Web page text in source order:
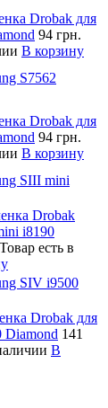
Drobak для
94 грн.
В корзину
S7562
Drobak для
94 грн.
В корзину
SIII mini
Drobak
i8190
Товар есть в
SIV i9500
Drobak для
Diamond 141
В